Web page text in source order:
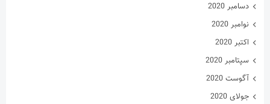
دسامبر 2020
نوامبر 2020
اکتبر 2020
سپتامبر 2020
آگوست 2020
جولای 2020